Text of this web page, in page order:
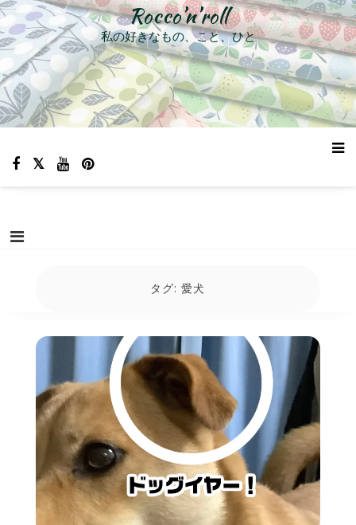
コ
テ
ツ
へ
ス
キ
Rocco’n’roll
私の好きなもの、こと、ひと
タグ:愛犬